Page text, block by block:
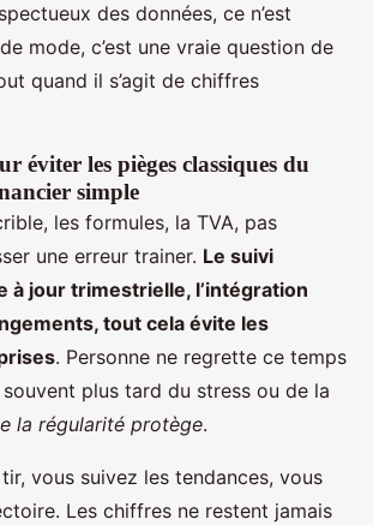
des données, ce n’est
mode, c’est une vraie question de
quand il s’agit de chiffres
éviter les pièges classiques du
simple
les formules, la TVA, pas
une erreur trainer. Le suivi
à jour trimestrielle, l’intégration
tout cela évite les
. Personne ne regrette ce temps
plus tard du stress ou de la
la régularité protège.
vous suivez les tendances, vous
Les chiffres ne restent jamais